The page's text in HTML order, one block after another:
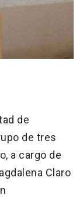
de
de tres
a cargo de
Claro